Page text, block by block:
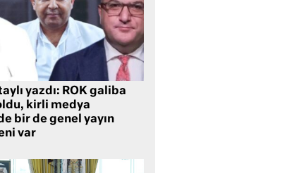
yazdı: ROK galiba
kirli medya
bir de genel yayın
var